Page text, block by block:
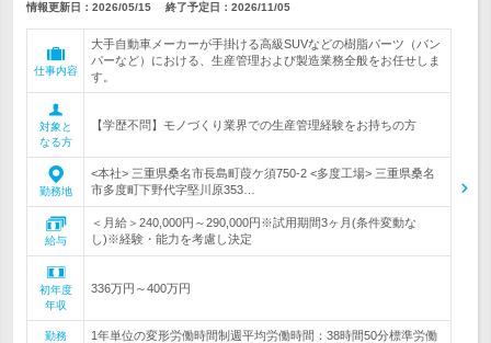
情報更新日：2026/05/15 終了予定日： 2026/11/05
仕事内容
大手自動車メーカーが手掛ける高級SUVなどの樹脂パーツ（バン
パーなど）における、生産管理および製造業務全般をお任せしま
す。
対象と
なる方
【学歴不問】モノづくり業界での生産管理経験をお持ちの方
勤務地
<本社> 三重県桑名市長島町葭ケ須750-2 <多度工場> 三重県桑名
市多度町下野代字堅川原353…
給与
＜月給＞240,000円～290,000円※試用期間3ヶ月(条件変動な
し)※経験・能力を考慮し決定
初年度
年収
336万円～400万円
勤務
1年単位の変形労働時間制週平均労働時間：38時間50分標準労働